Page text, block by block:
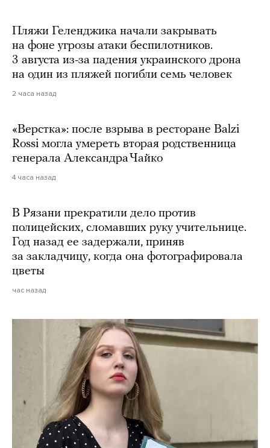
Пляжи Геленджика начали закрывать
на фоне угрозы атаки беспилотников.
3 августа из-за падения украинского дрона
на один из пляжей погибли семь человек
2 часа назад
«Верстка»: после взрыва в ресторане Balzi
Rossi могла умереть вторая родственница
генерала Александра Чайко
4 часа назад
В Рязани прекратили дело против
полицейских, сломавших руку учительнице.
Год назад ее задержали, приняв
за закладчицу, когда она фотографировала
цветы
час назад